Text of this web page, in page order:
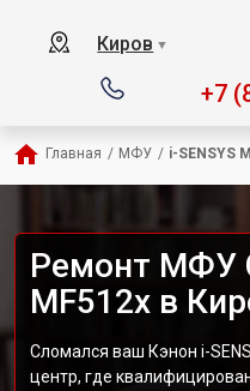
Киров ▼
+7
Главная / МФУ / i-SENSYS
Ремонт МФУ
MF512x в
Сломался ваш Кэнон i-
центр, где